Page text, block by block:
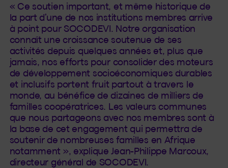
« Ce soutien important, et même historique de
la part d’une de nos institutions membres arrive
à point pour SOCODEVI. Notre organisation
connaît une croissance soutenue de ses
activités depuis quelques années et, plus que
jamais, nos efforts pour consolider des moteurs
de développement socioéconomiques durables
et inclusifs portent fruit partout à travers le
monde, au bénéfice de dizaines de milliers de
familles coopératrices. Les valeurs communes
que nous partageons avec nos membres sont à
la base de cet engagement qui permettra de
soutenir de nombreuses familles en Afrique
notamment », explique Jean-Philippe Marcoux,
directeur général de SOCODEVI.